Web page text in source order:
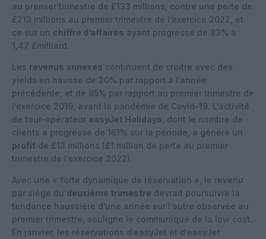
au premier trimestre de £133 millions, contre une perte de
£213 millions au premier trimestre de l’exercice 2022, et
ce sur un chiffre d’affaires ayant progressé de 83% à
1,47 £milliard.
Les revenus annexes continuent de croitre avec des
yields en hausse de 20% par rapport à l’année
précédente, et de 85% par rapport au premier trimestre de
l’exercice 2019, avant la pandémie de Covid-19. L’activité
de tour-opérateur easyJet Holidays , dont le nombre de
clients a progressé de 161% sur la période, a généré un
profit de £13 millions (£1 million de perte au premier
trimestre de l’exercice 2022).
Avec une « forte dynamique de réservation », le revenu
par siège du deuxième trimestre devrait poursuivre la
tendance haussière d’une année sur l’autre observée au
premier trimestre, souligne le communiqué de la low cost.
En janvier, les réservations d’easyJet et d’easyJet